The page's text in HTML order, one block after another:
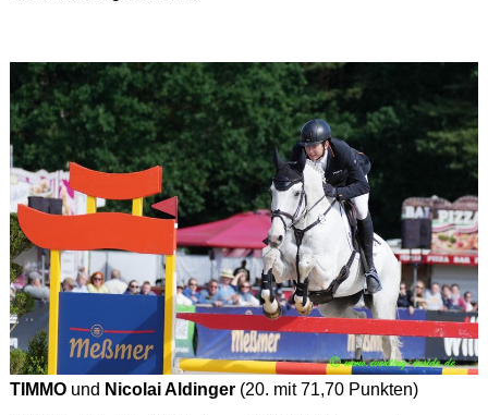
TIMMO und Nicolai Aldinger(20. mit 71,70 Punkten)